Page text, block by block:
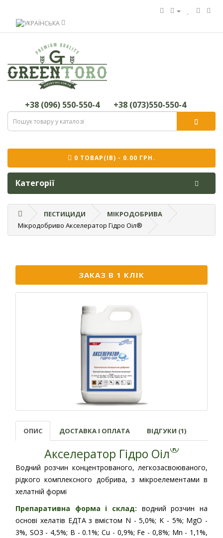
+38 (096) 550-550-4 +38 (073)550-550-4
0 ТОВАР(ІВ) - 0.00 ГРН.
Категорії
ПЕСТИЦИДИ
МІКРОДОБРИВА
Мікродобриво Акселератор Гідро Оіл®
ЗАКАЗ В 1 КЛІК
ОПИС ДОСТАВКА І ОПЛАТА ВІДГУКИ (1)
Акселератор Гідро Оіл®
Водний розчин концентрованого, легкозасвоюваного,
рідкого комплексного добрива, з мікроелементами в
хелатній формі
Препаративна форма і склад: водний розчин на
основі хелатів ЕДТА з вмістом N - 5,0%; K - 5%; MgO -
3%, SO3 - 4,5%; B - 0.1%; Cu - 0,9%; Fe - 0,8%; Mn - 1,1%,